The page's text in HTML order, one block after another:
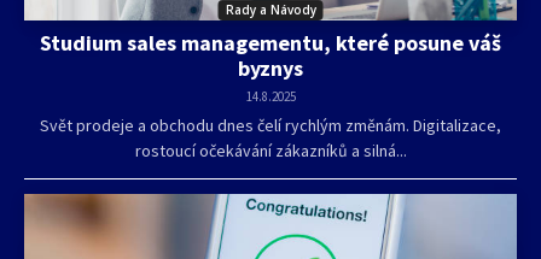
Rady a Návody
Studium sales managementu, které posune váš
byznys
14.8.2025
Svět prodeje a obchodu dnes čelí rychlým změnám. Digitalizace,
rostoucí očekávání zákazníků a silná...